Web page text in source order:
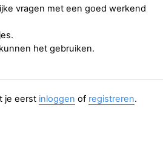
vragen met een goed werkend
het gebruiken.
je eerst inloggen of registreren.